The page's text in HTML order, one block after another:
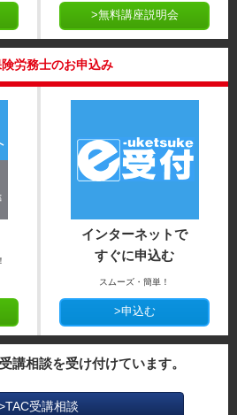
>無料講座説明会
労務士のお申込み
インターネットで
すぐに申込む
スムーズ・簡単！
>申込む
講相談を受け付けています。
受講相談